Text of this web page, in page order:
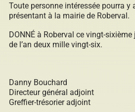
Règlements, politiques,
d’action et autres
Toute personne intéressée pourra y
présentant à la mairie de Roberval.
DONNÉ à Roberval ce vingt-
de l’an deux mille vingt-six.
Danny Bouchard
Directeur général adjoint
Greffier-trésorier adjoint